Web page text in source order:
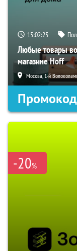
15:02:24
Любые товары во
магазине Hoff
Москва, 1-й
Промокод
-20%